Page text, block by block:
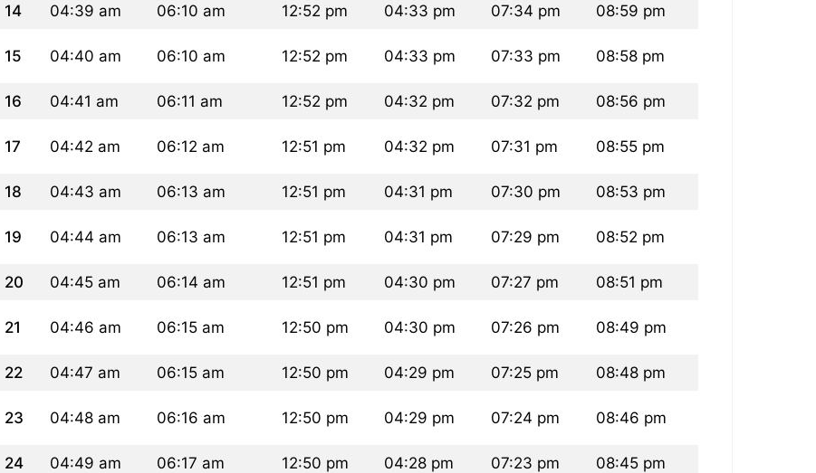
14 04:39 am 06:10 am 12:52 pm 04:33 pm 07:34 pm 08:59 pm
15 04:40 am 06:10 am 12:52 pm 04:33 pm 07:33 pm 08:58 pm
16 04:41 am 06:11 am 12:52 pm 04:32 pm 07:32 pm 08:56 pm
17 04:42 am 06:12 am 12:51 pm 04:32 pm 07:31 pm 08:55 pm
18 04:43 am 06:13 am 12:51 pm 04:31 pm 07:30 pm 08:53 pm
19 04:44 am 06:13 am 12:51 pm 04:31 pm 07:29 pm 08:52 pm
20 04:45 am 06:14 am 12:51 pm 04:30 pm 07:27 pm 08:51 pm
21 04:46 am 06:15 am 12:50 pm 04:30 pm 07:26 pm 08:49 pm
22 04:47 am 06:15 am 12:50 pm 04:29 pm 07:25 pm 08:48 pm
23 04:48 am 06:16 am 12:50 pm 04:29 pm 07:24 pm 08:46 pm
24 04:49 am 06:17 am 12:50 pm 04:28 pm 07:23 pm 08:45 pm